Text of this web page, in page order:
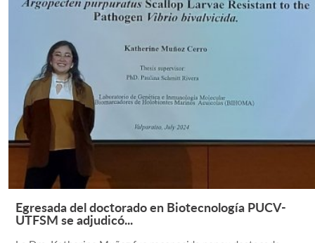
Leer Más +
Egresada del doctorado en Biotecnología PUCV-
UTFSM se adjudicó...